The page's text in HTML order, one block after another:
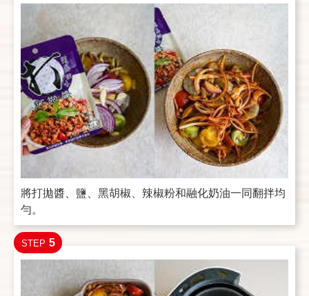
將打拋醬、鹽、黑胡椒、辣椒粉和融化奶油一同翻拌均
勻。
STEP 5